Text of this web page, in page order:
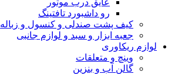
عایق درب موتور
رو داشبورد تافتینگ
کیف پشت صندلی و کنسول و زباله
جعبه ابزار و سبد و لوازم جانبی
لوازم ریکاوری
وینچ و متعلقات
گالن آب و بنزین